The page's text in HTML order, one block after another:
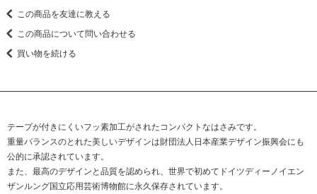
この商品を友達に教える
この商品について問い合わせる
買い物を続ける
テープが付きにくいフッ素加工がされたコンパクトなはさみです。
重量バランスのとれた美しいデザインは財団法人日本産業デザイン振興会にも
公的に承認されています。
また、最高のデザインと品質を認められ、世界で初めてドイツディーノイエン
ザンルング国立応用芸術博物館に永久保存されています。